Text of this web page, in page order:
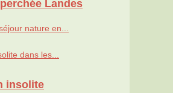
Landes
nature en...
dans les...
insolite